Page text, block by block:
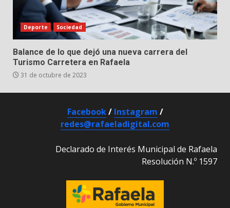
Deporte Sociedad
Balance de lo que dejó una nueva carrera del
Turismo Carretera en Rafaela
31 de octubre de 2023
Facebook/ Instagram /
redes@rafaeladigital.com
Declarado de Interés Municipal de Rafaela
Resolución N.º 1597